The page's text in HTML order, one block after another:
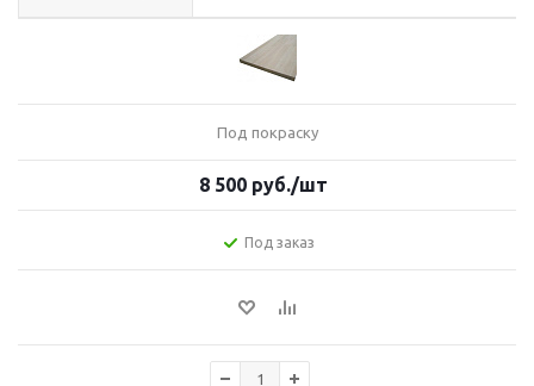
Под покраску
8 500руб./шт
Под заказ